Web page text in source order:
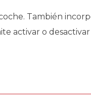
También
activar o desactivar